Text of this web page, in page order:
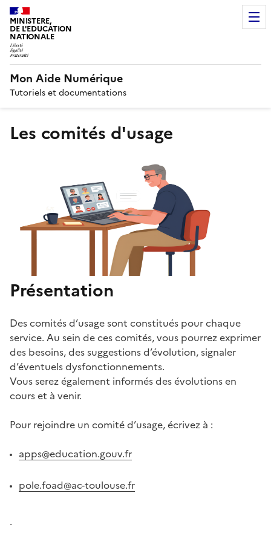
MINISTERE,
DE L'EDUCATION
NATIONALE
Mon Aide Numérique
Tutoriels et documentations
Les comités d'usage
Présentation
Des comités d’usage sont constitués pour chaque
service. Au sein de ces comités, vous pourrez exprimer
des besoins, des suggestions d’évolution, signaler
d’éventuels dysfonctionnements.
Vous serez également informés des évolutions en
cours et à venir.
Pour rejoindre un comité d’usage, écrivez à :
apps@education.gouv.fr
pole.foad@ac-toulouse.fr
.